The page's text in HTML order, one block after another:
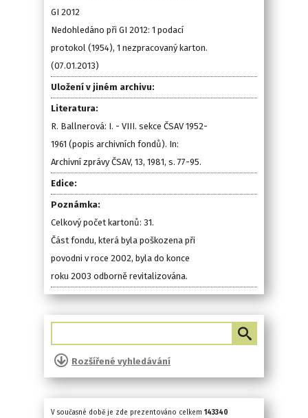
GI 2012
Nedohledáno při GI 2012: 1 podací
protokol (1954), 1 nezpracovaný karton.
(07.01.2013)
Uložení v jiném archivu:
Literatura:
R. Ballnerová: I. - VIII. sekce ČSAV 1952-
1961 (popis archivních fondů). In:
Archivní zprávy ČSAV, 13, 1981, s. 77-95.
Edice:
Poznámka:
Celkový počet kartonů: 31.
Část fondu, která byla poškozena při
povodni v roce 2002, byla do konce
roku 2003 odborně revitalizována.
Rozšířené vyhledávání
V současné době je zde prezentováno celkem 143340